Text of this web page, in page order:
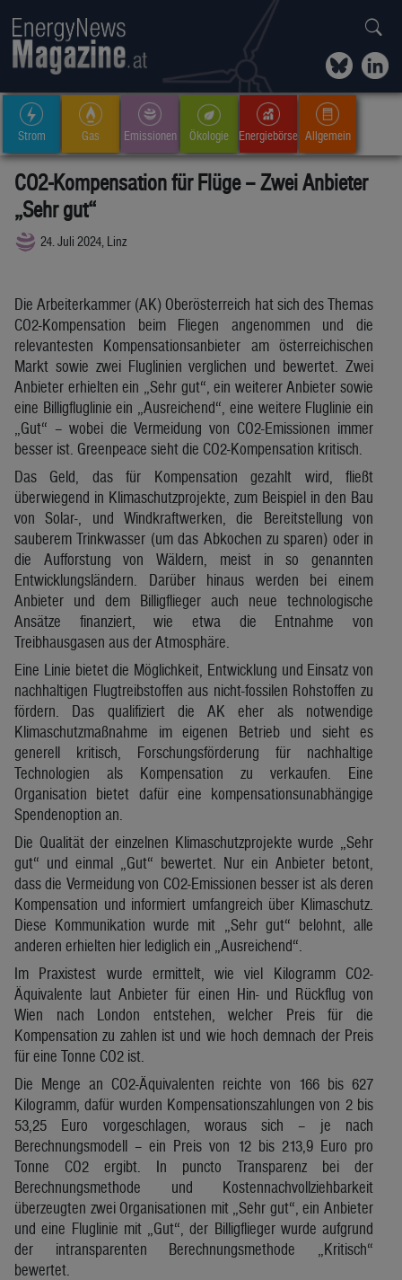
Strom Gas Emissionen Ökologie Energiebörse Allgemein
CO2-Kompensation für Flüge – Zwei Anbieter
„Sehr gut“
24. Juli 2024, Linz
Die Arbeiterkammer (AK) Oberösterreich hat sich des Themas
CO2-Kompensation beim Fliegen angenommen und die
relevantesten Kompensationsanbieter am österreichischen
Markt sowie zwei Fluglinien verglichen und bewertet. Zwei
Anbieter erhielten ein „Sehr gut“, ein weiterer Anbieter sowie
eine Billigfluglinie ein „Ausreichend“, eine weitere Fluglinie ein
„Gut“ – wobei die Vermeidung von CO2-Emissionen immer
besser ist. Greenpeace sieht die CO2-Kompensation kritisch.
Das Geld, das für Kompensation gezahlt wird, fließt
überwiegend in Klimaschutzprojekte, zum Beispiel in den Bau
von Solar-, und Windkraftwerken, die Bereitstellung von
sauberem Trinkwasser (um das Abkochen zu sparen) oder in
die Aufforstung von Wäldern, meist in so genannten
Entwicklungsländern. Darüber hinaus werden bei einem
Anbieter und dem Billigflieger auch neue technologische
Ansätze finanziert, wie etwa die Entnahme von
Treibhausgasen aus der Atmosphäre.
Eine Linie bietet die Möglichkeit, Entwicklung und Einsatz von
nachhaltigen Flugtreibstoffen aus nicht-fossilen Rohstoffen zu
fördern. Das qualifiziert die AK eher als notwendige
Klimaschutzmaßnahme im eigenen Betrieb und sieht es
generell kritisch, Forschungsförderung für nachhaltige
Technologien als Kompensation zu verkaufen. Eine
Organisation bietet dafür eine kompensationsunabhängige
Spendenoption an.
Die Qualität der einzelnen Klimaschutzprojekte wurde „Sehr
gut“ und einmal „Gut“ bewertet. Nur ein Anbieter betont,
dass die Vermeidung von CO2-Emissionen besser ist als deren
Kompensation und informiert umfangreich über Klimaschutz.
Diese Kommunikation wurde mit „Sehr gut“ belohnt, alle
anderen erhielten hier lediglich ein „Ausreichend“.
Im Praxistest wurde ermittelt, wie viel Kilogramm CO2-
Äquivalente laut Anbieter für einen Hin- und Rückflug von
Wien nach London entstehen, welcher Preis für die
Kompensation zu zahlen ist und wie hoch demnach der Preis
für eine Tonne CO2 ist.
Die Menge an CO2-Äquivalenten reichte von 166 bis 627
Kilogramm, dafür wurden Kompensationszahlungen von 2 bis
53,25 Euro vorgeschlagen, woraus sich – je nach
Berechnungsmodell – ein Preis von 12 bis 213,9 Euro pro
Tonne CO2 ergibt. In puncto Transparenz bei der
Berechnungsmethode und Kostennachvollziehbarkeit
überzeugten zwei Organisationen mit „Sehr gut“, ein Anbieter
und eine Fluglinie mit „Gut“, der Billigflieger wurde aufgrund
der intransparenten Berechnungsmethode „Kritisch“
bewertet.